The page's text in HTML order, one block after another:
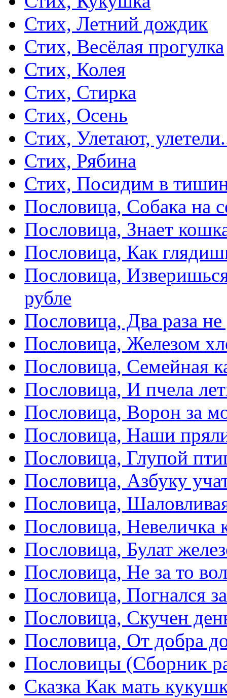
Стих, Летний дождик
Стих, Весёлая прогулка
Стих, Колея
Стих, Стирка
Стих, Осень
Стих, Улетают,
Стих, Рябина
Стих, Посидим в
Пословица, Собака на
Пословица, Знает
Пословица, Как
Пословица,
рубле
Пословица, Два раза
Пословица, Железом
Пословица, Семейная
Пословица, И пчела
Пословица, Ворон за
Пословица, Наши
Пословица, Глупой
Пословица, Азбуку
Пословица,
Пословица, Невеличка
Пословица, Булат
Пословица, Не за то
Пословица, Погнался
Пословица, Скучен
Пословица, От добра
Пословицы (Сборник
Сказка Как мать